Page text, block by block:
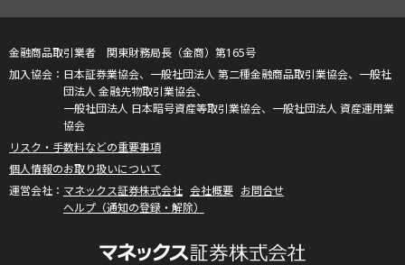
金融商品取引業者 関東財務局長（金商）第165号
日本証券業協会、一般社団法人 第二種金融商品取引業協会、一般社
団法人 金融先物取引業協会、
一般社団法人 日本暗号資産等取引業協会、一般社団法人 資産運用業
協会
リスク・手数料などの重要事項
個人情報のお取り扱いについて
マネックス証券株式会社 会社概要 お問合せ
ヘルプ（通知の登録・解除）